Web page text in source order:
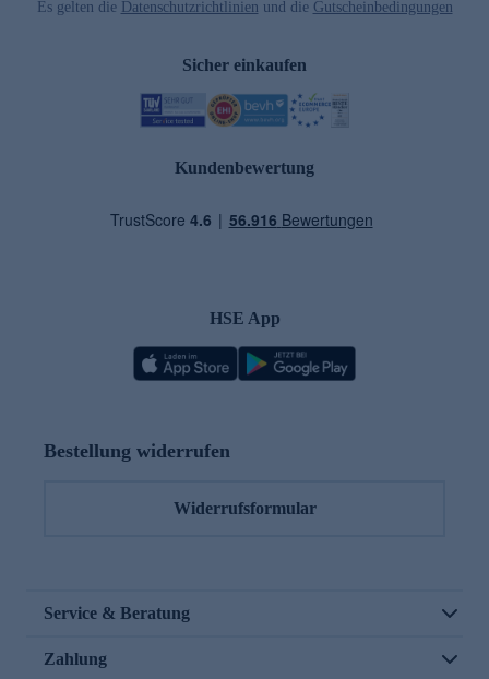
Es gelten die Datenschutzrichtlinien und die Gutscheinbedingungen
Sicher einkaufen
Kundenbewertung
HSE App
Bestellung widerrufen
Widerrufsformular
Service & Beratung
Zahlung